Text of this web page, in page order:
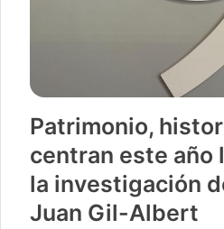
Patrimonio,
centran este año
la investigación
Juan Gil-Albert